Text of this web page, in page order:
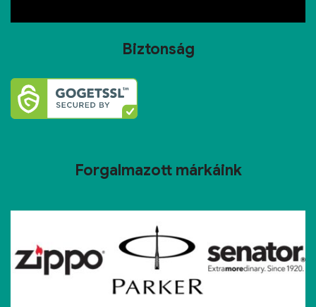
Biztonság
Forgalmazott márkáink